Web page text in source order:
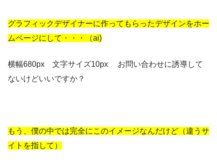
グラフィックデザイナーに作ってもらったデザインをホー
ムページにして・・・（ai)
横幅680px 文字サイズ10px お問い合わせに誘導して
ないけどいいですか？
もう、僕の中では完全にこのイメージなんだけど（違うサ
イトを指して）